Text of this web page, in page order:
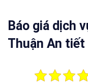
Báo giá dịch
Thuận An tiết